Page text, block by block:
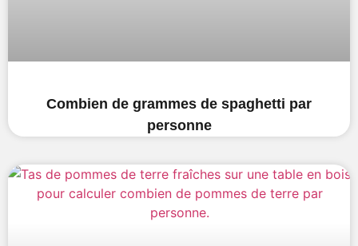
Combien de grammes de spaghetti par
personne